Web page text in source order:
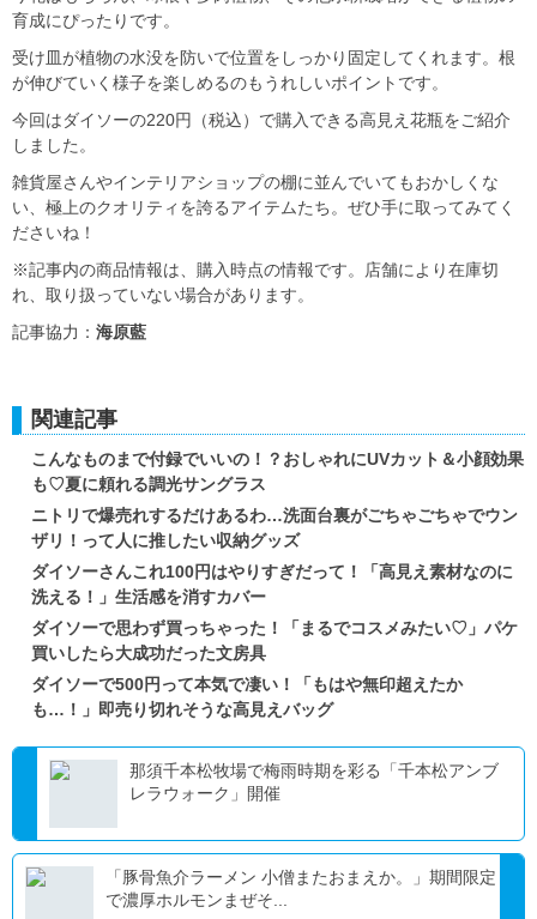
育成にぴったりです。
受け皿が植物の水没を防いで位置をしっかり固定してくれます。根
が伸びていく様子を楽しめるのもうれしいポイントです。
今回はダイソーの220円（税込）で購入できる高見え花瓶をご紹介
しました。
雑貨屋さんやインテリアショップの棚に並んでいてもおかしくな
い、極上のクオリティを誇るアイテムたち。ぜひ手に取ってみてく
ださいね！
※記事内の商品情報は、購入時点の情報です。店舗により在庫切
れ、取り扱っていない場合があります。
記事協力： 海原藍
関連記事
こんなものまで付録でいいの！？おしゃれにUVカット＆小顔効果
も♡夏に頼れる調光サングラス
ニトリで爆売れするだけあるわ…洗面台裏がごちゃごちゃでウン
ザリ！って人に推したい収納グッズ
ダイソーさんこれ100円はやりすぎだって！「高見え素材なのに
洗える！」生活感を消すカバー
ダイソーで思わず買っちゃった！「まるでコスメみたい♡」パケ
買いしたら大成功だった文房具
ダイソーで500円って本気で凄い！「もはや無印超えたか
も…！」即売り切れそうな高見えバッグ
那須千本松牧場で梅雨時期を彩る「千本松アンブ
レラウォーク」開催
「豚骨魚介ラーメン 小僧またおまえか。」期間限定
で濃厚ホルモンまぜそ...